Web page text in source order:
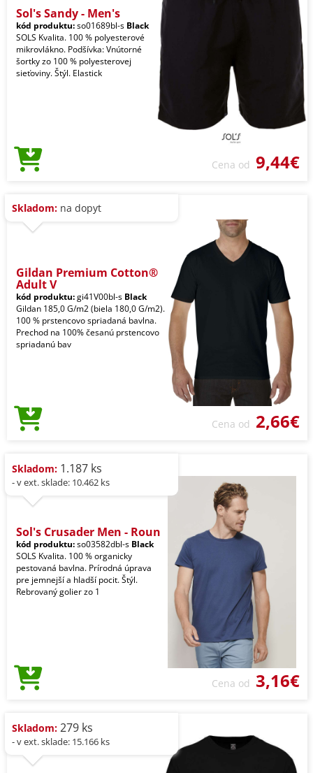
Sol's Sandy - Men's
kód produktu:so01689bl-s Black
SOLS Kvalita. 100 % polyesterové
mikrovlákno. Podšívka: Vnútorné
šortky zo 100 % polyesterovej
sieťoviny. Štýl. Elastick
Cena od 9,44€
Skladom: na dopyt
Gildan Premium Cotton®
Adult V
kód produktu:gi41V00bl-s Black
Gildan 185,0 G/m2 (biela 180,0 G/m2).
100 % prstencovo spriadaná bavlna.
Prechod na 100% česanú prstencovo
spriadanú bav
Cena od 2,66€
Skladom: 1.187 ks
- v ext. sklade: 10.462 ks
Sol's Crusader Men - Roun
kód produktu:so03582dbl-s Black
SOLS Kvalita. 100 % organicky
pestovaná bavlna. Prírodná úprava
pre jemnejší a hladší pocit. Štýl.
Rebrovaný golier zo 1
Cena od 3,16€
Skladom: 279 ks
- v ext. sklade: 15.166 ks